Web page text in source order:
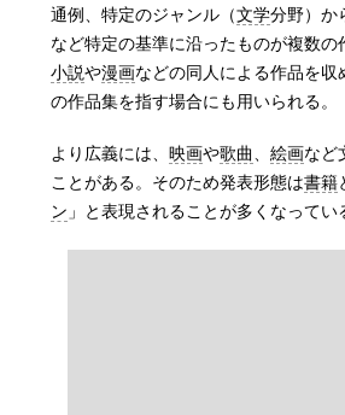
通例、特定のジャンル（文学分野）か
など特定の基準に沿ったものが複数の
小説や漫画などの同人による作品を収
の作品集を指す場合にも用いられる。
より広義には、 映画や歌曲、 絵画など
ことがある。そのため発表形態は書籍
ン 」と表現されることが多くなってい